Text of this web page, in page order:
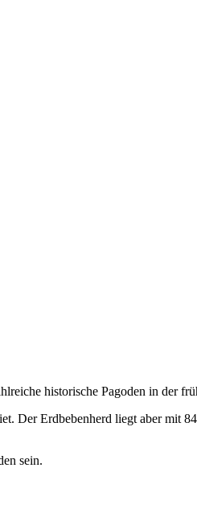
historische Pagoden in der
Der Erdbebenherd liegt aber mit
sein.